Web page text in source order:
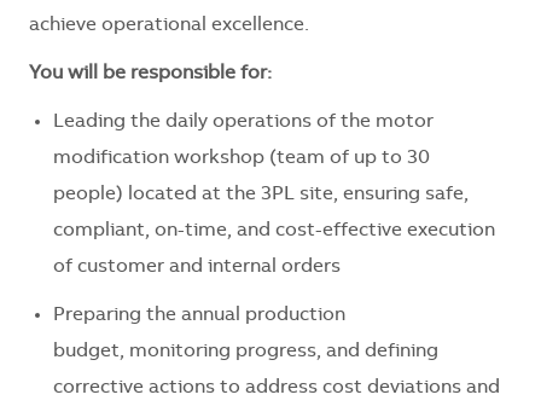
achieve operational excellence.
You will be responsible for:
Leading the daily operations of the motor
modification workshop (team of up to 30
people) located at the 3PL site, ensuring safe,
compliant, on-time, and cost-effective execution
of customer and internal orders
Preparing the annual production
budget, monitoring progress, and defining
corrective actions to address cost deviations and